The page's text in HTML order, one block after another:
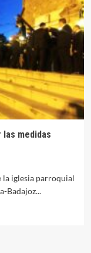
medidas
la iglesia parroquial
Badajoz...